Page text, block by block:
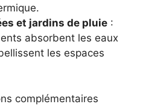
et jardins de pluie :
absorbent les eaux
les espaces
complémentaires